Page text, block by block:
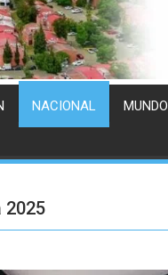
NACIONAL MUNDO
2025